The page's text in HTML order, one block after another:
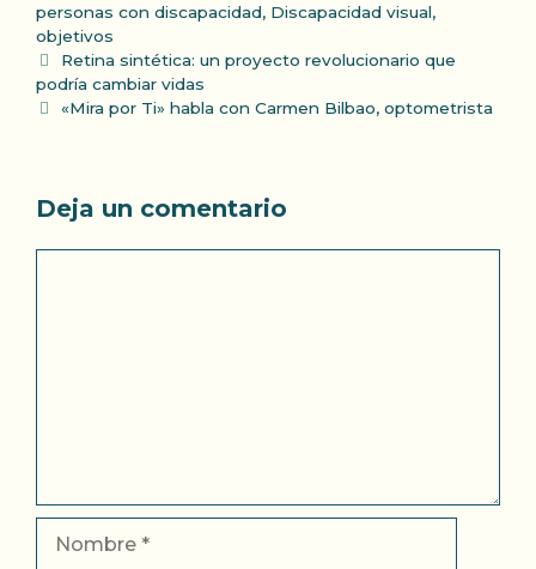
personas con discapacidad, Discapacidad visual,
objetivos
Retina sintética: un proyecto revolucionario que
podría cambiar vidas
«Mira por Ti» habla con Carmen Bilbao, optometrista
Deja un comentario